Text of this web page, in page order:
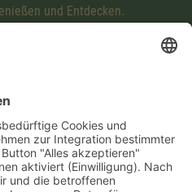
und Entdecken.